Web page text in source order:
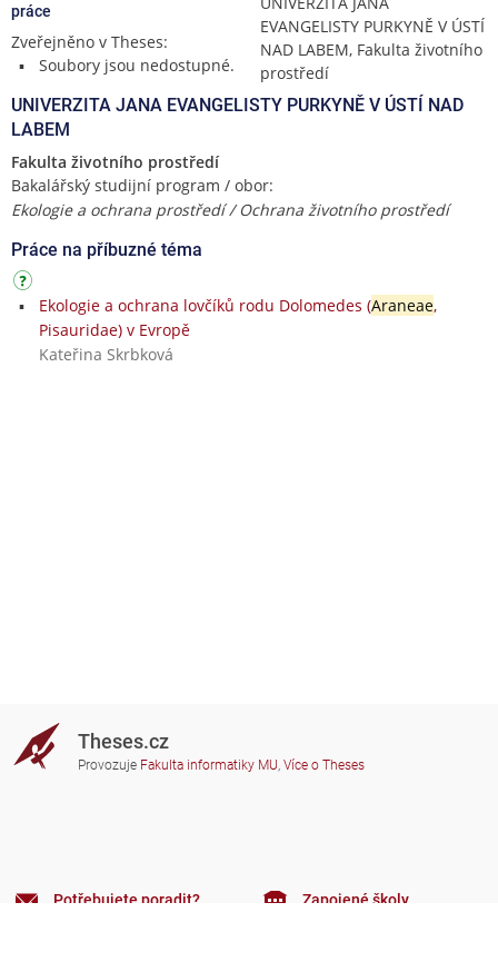
práce
Zveřejněno v Theses:
Soubory jsou nedostupné.
EVANGELISTY PURKYNĚ V ÚSTÍ
NAD LABEM, Fakulta životního
prostředí
UNIVERZITA JANA EVANGELISTY PURKYNĚ V ÚSTÍ NAD
LABEM
Fakulta životního prostředí
Bakalářský studijní program / obor:
Ekologie a ochrana prostředí / Ochrana životního prostředí
Práce na příbuzné téma
Ekologie a ochrana lovčíků rodu Dolomedes (Araneae,
Pisauridae) v Evropě
Kateřina Skrbková
Theses.cz
Provozuje Fakulta informatiky MU, Více o Theses
Potřebujete poradit? Zapojené školy